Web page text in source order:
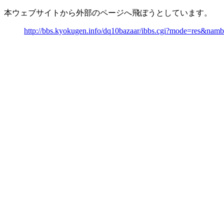
本ウェブサイトから外部のページへ飛ぼうとしています。
http://bbs.kyokugen.info/dq10bazaar/